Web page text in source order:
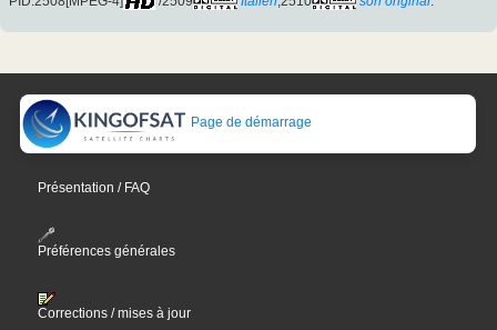
Page de démarrage
Présentation / FAQ
Préférences générales
Corrections / mises à jour